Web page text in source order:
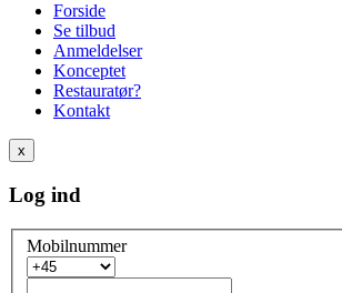
Forside
Se tilbud
Anmeldelser
Konceptet
Restauratør?
Kontakt
x
Log ind
Mobilnummer